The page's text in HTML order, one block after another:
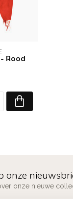
Rood
onze
onze nieuwe